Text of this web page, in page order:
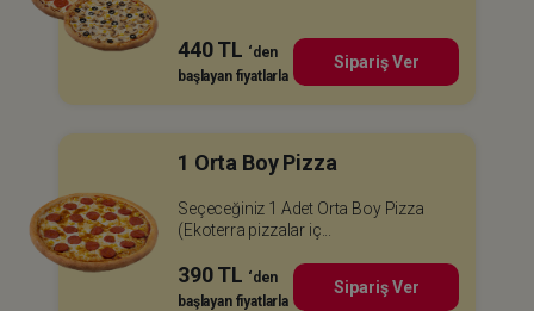
440 TL ‘den
başlayan fiyatlarla
Sipariş Ver
1 Orta Boy Pizza
Seçeceğiniz 1 Adet Orta Boy Pizza
(Ekoterra pizzalar iç...
390 TL ‘den
başlayan fiyatlarla
Sipariş Ver